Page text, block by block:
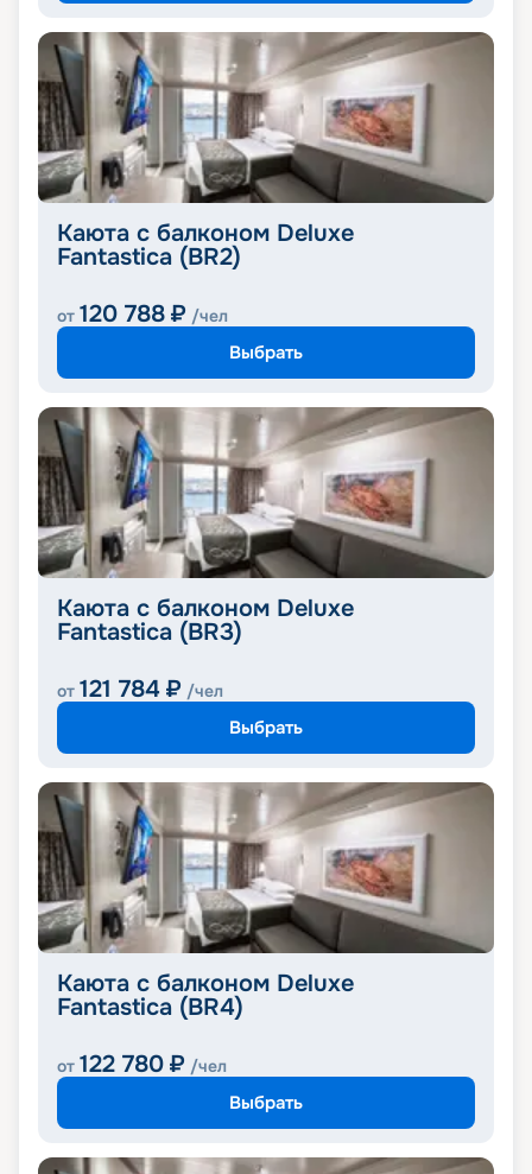
Каюта с балконом Deluxe
Fantastica (BR2)
от 120 788 ₽ /чел
Выбрать
Каюта с балконом Deluxe
Fantastica (BR3)
от 121 784 ₽ /чел
Выбрать
Каюта с балконом Deluxe
Fantastica (BR4)
от 122 780 ₽ /чел
Выбрать